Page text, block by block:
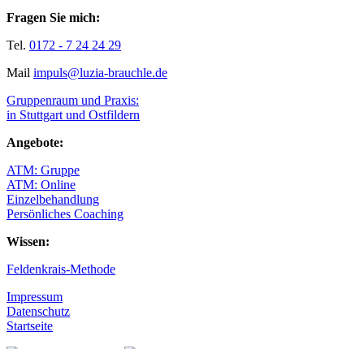
Fragen Sie mich:
Tel. 0172 - 7 24 24 29
Mail impuls@luzia-brauchle.de
Gruppenraum und Praxis:
in Stuttgart und Ostfildern
Angebote:
ATM: Gruppe
ATM: Online
Einzelbehandlung
Persönliches Coaching
Wissen:
Feldenkrais-Methode
Impressum
Datenschutz
Startseite